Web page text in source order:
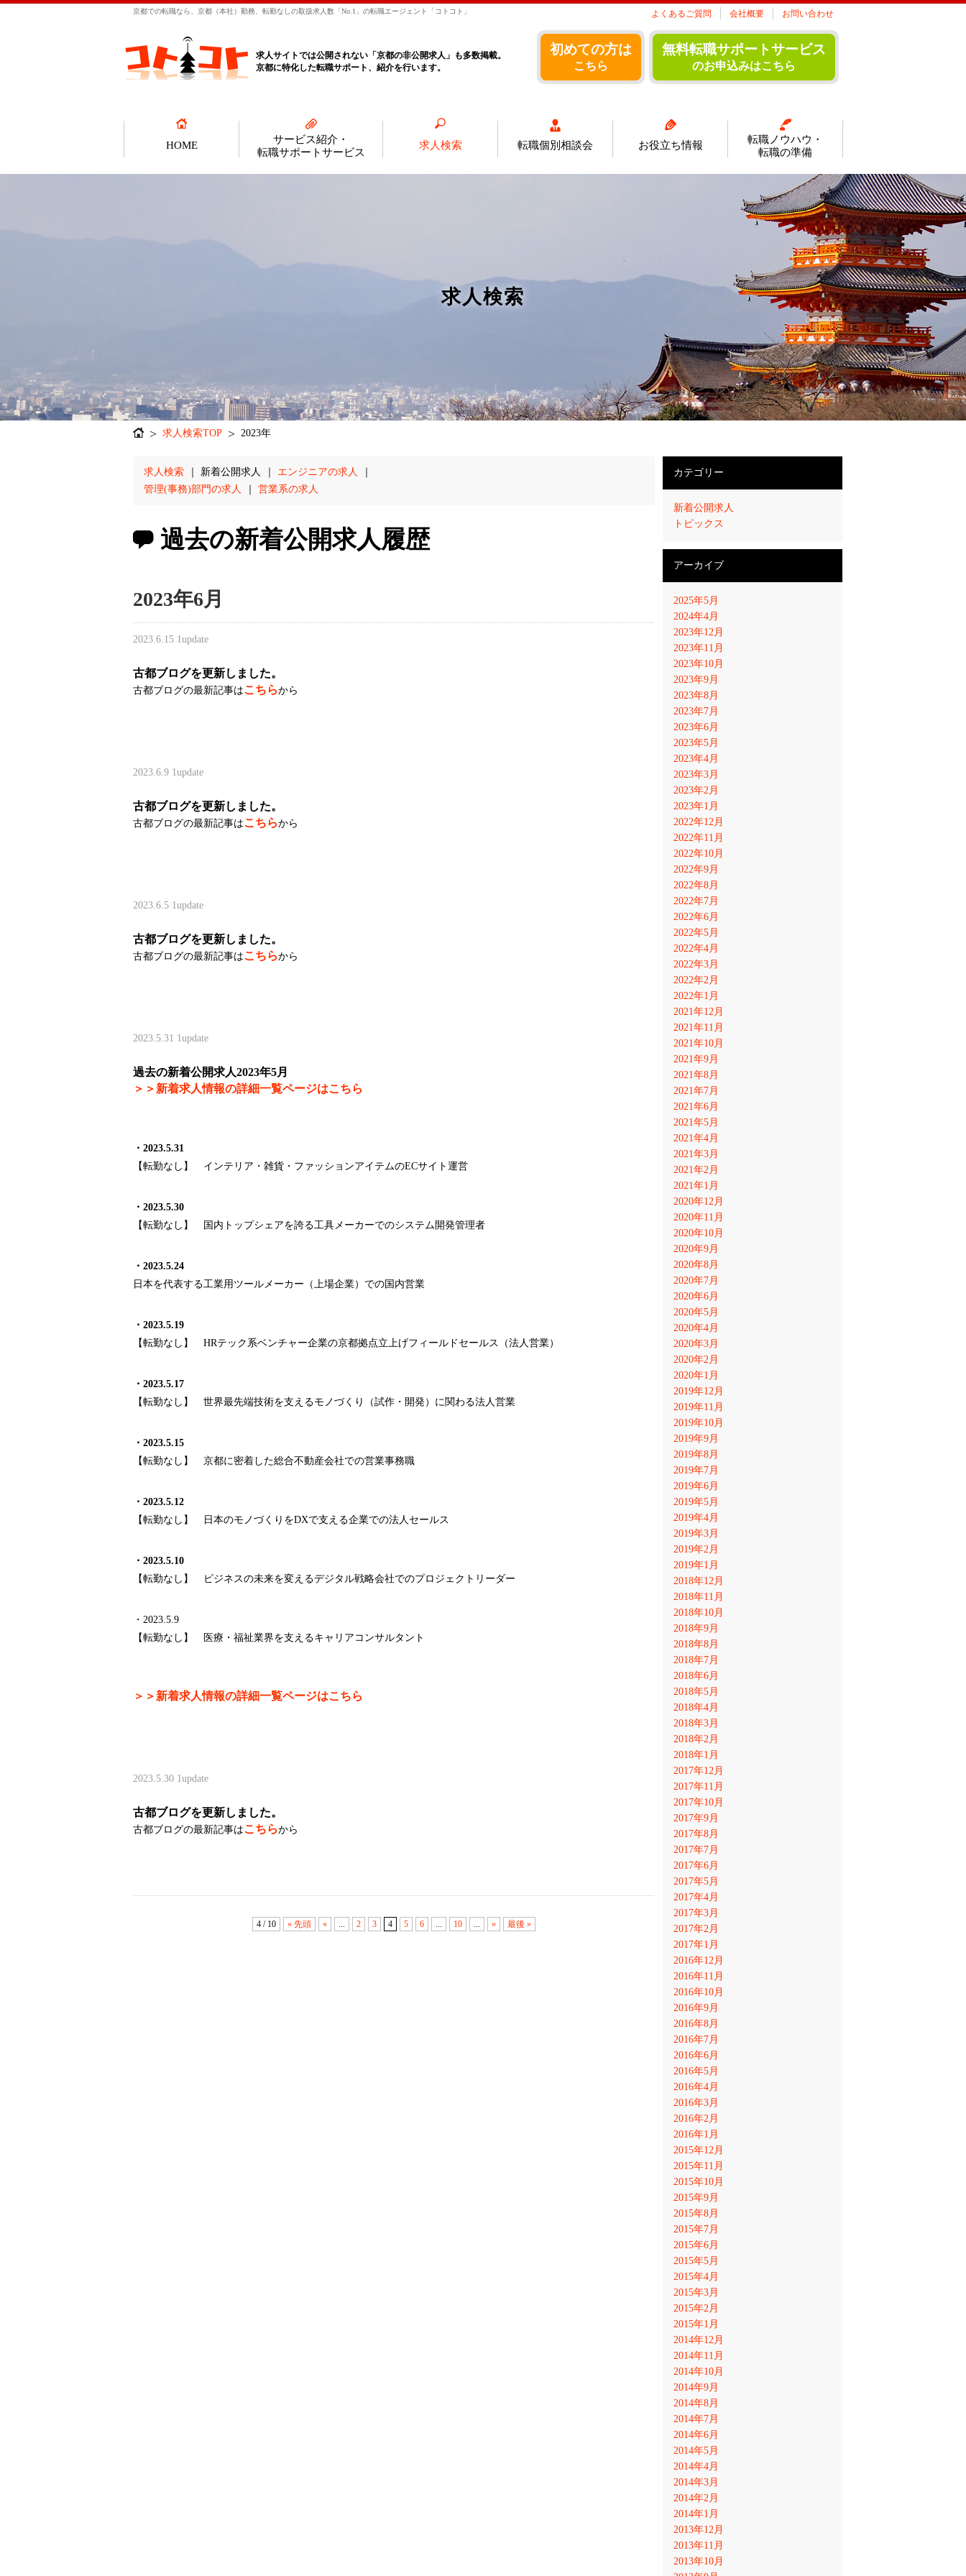
京都での転職なら、京都（本社）勤務、転勤なしの取扱求人数「No.1」の転職エージェント「コトコト」
求人サイトでは公開されない「京都の非公開求人」も多数掲載。
京都に特化した転職サポート、紹介を行います。
よくあるご質問 会社概要 お問い合わせ
初めての方は
こちら
無料転職サポートサービス
のお申込みはこちら
HOME
サービス紹介・
転職サポートサービス
求人検索 転職個別相談会 お役立ち情報
転職ノウハウ・
転職の準備
求人検索
求人検索TOP 2023年
求人検索 新着公開求人 エンジニアの求人
管理(事務)部門の求人
営業系の求人
過去の新着公開求人履歴
2023年6月
2023.6.15 1update
古都ブログを更新しました。
古都ブログの最新記事はこちらから
2023.6.9 1update
古都ブログを更新しました。
古都ブログの最新記事はこちらから
2023.6.5 1update
古都ブログを更新しました。
古都ブログの最新記事はこちらから
2023.5.31 1update
過去の新着公開求人2023年5月
＞＞新着求人情報の詳細一覧ページはこちら
・2023.5.31
【転勤なし】 インテリア・雑貨・ファッションアイテムのECサイト運営
・2023.5.30
【転勤なし】 国内トップシェアを誇る工具メーカーでのシステム開発管理者
・2023.5.24
日本を代表する工業用ツールメーカー（上場企業）での国内営業
・2023.5.19
【転勤なし】 HRテック系ベンチャー企業の京都拠点立上げフィールドセールス（法人営業）
・2023.5.17
【転勤なし】 世界最先端技術を支えるモノづくり（試作・開発）に関わる法人営業
・2023.5.15
【転勤なし】 京都に密着した総合不動産会社での営業事務職
・2023.5.12
【転勤なし】 日本のモノづくりをDXで支える企業での法人セールス
・2023.5.10
【転勤なし】 ビジネスの未来を変えるデジタル戦略会社でのプロジェクトリーダー
・2023.5.9
【転勤なし】 医療・福祉業界を支えるキャリアコンサルタント
＞＞新着求人情報の詳細一覧ページはこちら
2023.5.30 1update
古都ブログを更新しました。
古都ブログの最新記事はこちらから
4 / 10 « 先頭 « 2 3 4 5 6 10 » 最後 »
カテゴリー
新着公開求人
トピックス
アーカイブ
2025年5月
2024年4月
2023年12月
2023年11月
2023年10月
2023年9月
2023年8月
2023年7月
2023年6月
2023年5月
2023年4月
2023年3月
2023年2月
2023年1月
2022年12月
2022年11月
2022年10月
2022年9月
2022年8月
2022年7月
2022年6月
2022年5月
2022年4月
2022年3月
2022年2月
2022年1月
2021年12月
2021年11月
2021年10月
2021年9月
2021年8月
2021年7月
2021年6月
2021年5月
2021年4月
2021年3月
2021年2月
2021年1月
2020年12月
2020年11月
2020年10月
2020年9月
2020年8月
2020年7月
2020年6月
2020年5月
2020年4月
2020年3月
2020年2月
2020年1月
2019年12月
2019年11月
2019年10月
2019年9月
2019年8月
2019年7月
2019年6月
2019年5月
2019年4月
2019年3月
2019年2月
2019年1月
2018年12月
2018年11月
2018年10月
2018年9月
2018年8月
2018年7月
2018年6月
2018年5月
2018年4月
2018年3月
2018年2月
2018年1月
2017年12月
2017年11月
2017年10月
2017年9月
2017年8月
2017年7月
2017年6月
2017年5月
2017年4月
2017年3月
2017年2月
2017年1月
2016年12月
2016年11月
2016年10月
2016年9月
2016年8月
2016年7月
2016年6月
2016年5月
2016年4月
2016年3月
2016年2月
2016年1月
2015年12月
2015年11月
2015年10月
2015年9月
2015年8月
2015年7月
2015年6月
2015年5月
2015年4月
2015年3月
2015年2月
2015年1月
2014年12月
2014年11月
2014年10月
2014年9月
2014年8月
2014年7月
2014年6月
2014年5月
2014年4月
2014年3月
2014年2月
2014年1月
2013年12月
2013年11月
2013年10月